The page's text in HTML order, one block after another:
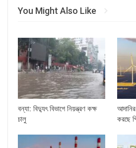
You Might Also Like
বন্যা: বিদ্যুৎ বিভাগে নিয়ন্ত্রণ কক্ষ
চালু
করছে